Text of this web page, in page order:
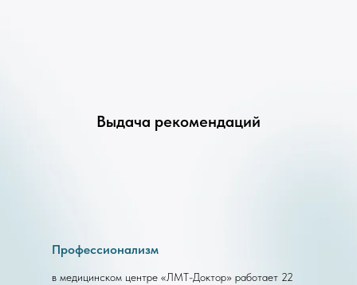
Выдача рекомендаций
Профессионализм
в медицинском центре «ЛМТ-Доктор» работает 22